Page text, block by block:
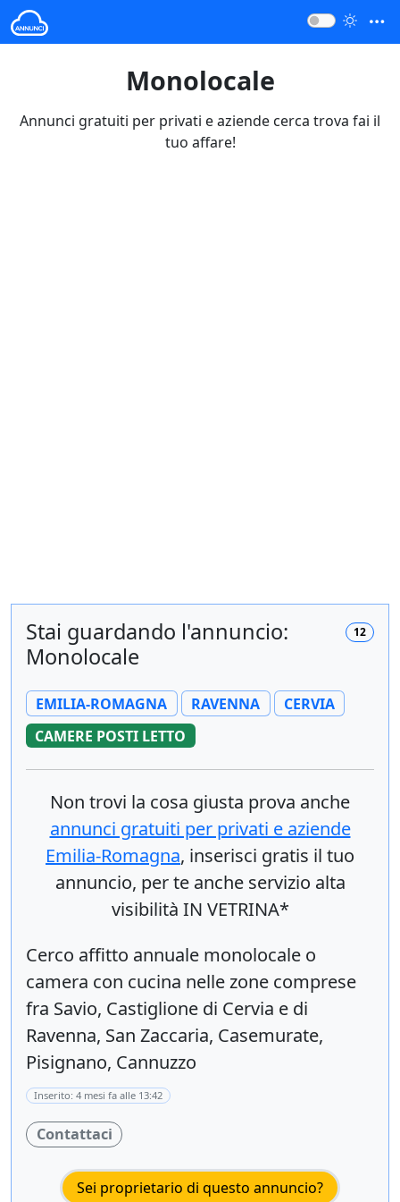
Monolocale
Annunci gratuiti per privati e aziende cerca trova fai il
tuo affare!
12
Stai guardando l'annuncio:
Monolocale
EMILIA-ROMAGNA RAVENNA
CERVIA
CAMERE POSTI LETTO
Non trovi la cosa giusta prova anche
annunci gratuiti per privati e aziende
Emilia-Romagna, inserisci gratis il tuo
annuncio, per te anche servizio alta
visibilità IN VETRINA*
Cerco affitto annuale monolocale o
camera con cucina nelle zone comprese
fra Savio, Castiglione di Cervia e di
Ravenna, San Zaccaria, Casemurate,
Pisignano, Cannuzzo
Inserito: 4 mesi fa alle 13:42
Contattaci
Sei proprietario di questo annuncio?